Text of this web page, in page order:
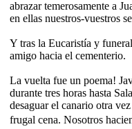
abrazar temerosamente a
en ellas nuestros-vuestros
Y tras la Eucaristía y
amigo hacia el cementerio.
La vuelta fue un poema!
durante tres horas hasta
desaguar el canario otra
frugal cena. Nosotros